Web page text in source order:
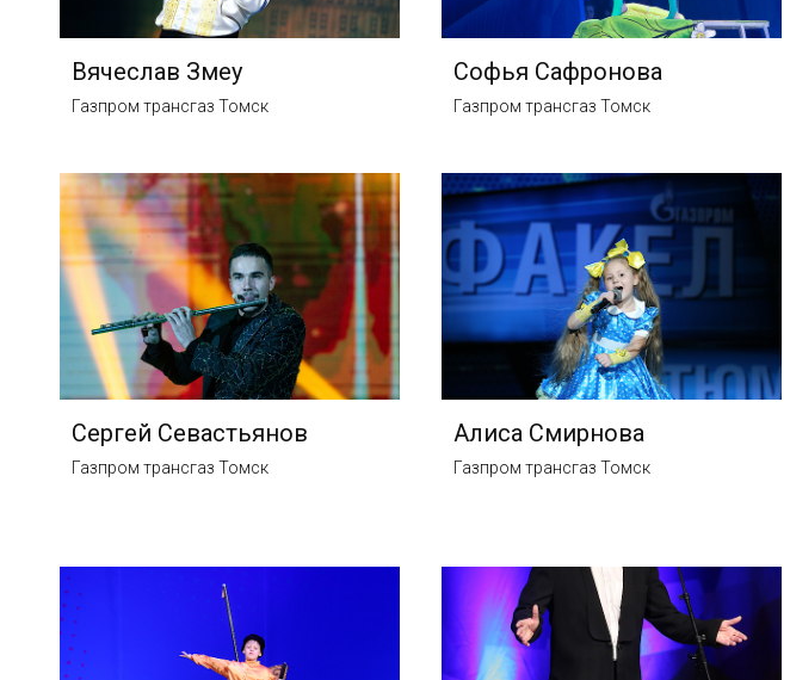
Вячеслав Змеу
Газпром трансгаз Томск
Софья Сафронова
Газпром трансгаз Томск
Сергей Севастьянов
Газпром трансгаз Томск
Алиса Смирнова
Газпром трансгаз Томск